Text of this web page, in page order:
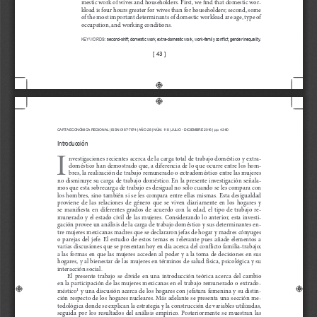
[ 43 ]
kload is four hours greater for wives than for householders; second, some
of the most important determinants of domestic workload are age, type of
occupation, and working conditions.
KEYWORDS: second-shift, domestic work, extra-domestic work, work-family conflict, gender inequality.
CARTA ECONÓMICA REGIONAL | ISSN 0187-7674 | AÑO 28 | NÚM. 118 | JULIO - DICIEMBRE 2016 | pp. 43-60
Introducción
I nvestigaciones recientes acerca de la carga total de trabajo doméstico y extra-
doméstico han demostrado que, a diferencia de lo que ocurre entre los hom-
bres, la realización de trabajo remunerado o extradoméstico entre las mujeres
no disminuye su carga de trabajo doméstico. En la presente investigación señala-
mos que esta sobrecarga de trabajo es desigual no solo cuando se les compara con
los hombres, sino también si se les compara entre ellas mismas. Esta desigualdad
proviene  de  las  relaciones  de  género  que  se  viven  diariamente  en  los  hogares  y
se  manifiesta  en  diferentes  grados  de  acuerdo  con  la  edad,  el  tipo  de  trabajo  re-
munerado y el estado civil de las mujeres. Considerando lo anterior, esta investi-
gación provee un análisis de la carga de trabajo doméstico y sus determinantes en-
tre mujeres mexicanas madres que se declararon jefas de hogar y madres cónyuges
o  parejas  del  jefe.  El  estudio  de  estos  temas  es  relevante  pues  añade  elementos  a
varias discusiones que se presentan hoy en día acerca del conflicto familia-trabajo;
a las formas en que las mujeres acceden al poder y a la toma de decisiones en sus
hogares, y al bienestar de las mujeres en términos de salud física, psicológica y su
interacción social.
El  presente  trabajo  se  divide  en  una  introducción  teórica  acerca  del  cambio
en la participación de las mujeres mexicanas en el trabajo remunerado o extrado-
méstico1
y una discusión acerca de los hogares con jefatura femenina y su distin-
ción respecto de los hogares nucleares. Más adelante se presenta una sección me-
todológica donde se explican la estrategia y la construcción de variables utilizadas,
seguida  por  los  resultados  del  análisis  empírico.  Posteriormente  se  muestran  las